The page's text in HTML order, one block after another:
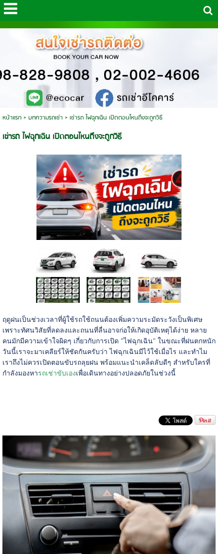
หน้าแรก> บทความรถเช่า > เช่ารถ ไฟฉุกเฉิน เปิดตอนไหนถึงจะถูกวิธี
เช่ารถ ไฟฉุกเฉิน เปิดตอนไหนถึงจะถูกวิธี
ฤดูฝนเป็นช่วงเวลาที่ผู้ใช้รถใช้ถนนต้องเพิ่มความระมัดระวังเป็นพิเศษ
เพราะทัศนวิสัยที่ลดลงและถนนที่ลื่นอาจก่อให้เกิดอุบัติเหตุได้ง่าย หลาย
คนมักมีความเข้าใจผิดๆ เกี่ยวกับการเปิด "ไฟฉุกเฉิน" ในขณะที่ฝนตกหนัก
วันนี้เราจะมาเคลียร์ให้ชัดกันครับว่า ไฟฉุกเฉินมีไว้ใช้เมื่อไร และทำไม
เราถึงไม่ควรเปิดตอนขับรถลุยฝน พร้อมแนะนำเคล็ดลับดีๆ สำหรับใครที่
กำลังมองหารถเช่าขับเองเพื่อเดินทางอย่างปลอดภัยในช่วงนี้